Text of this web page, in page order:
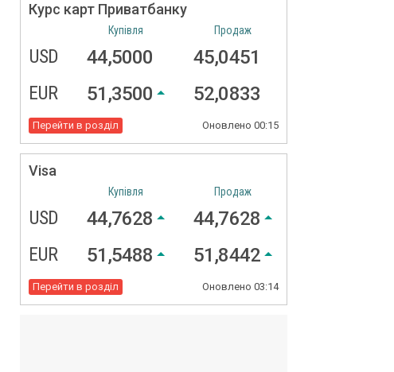
Курс карт Приватбанку
Купівля Продаж
USD 44,5000
45,0451
EUR
51,3500 52,0833
Перейти в розділ Оновлено 00:15
Visa
Купівля Продаж
USD 44,7628
44,7628
EUR
51,5488 51,8442
Перейти в розділ Оновлено 03:14